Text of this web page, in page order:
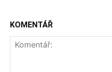
KOMENTÁŘ